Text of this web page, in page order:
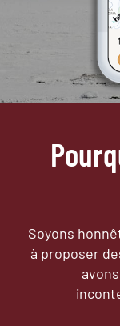
Soyons
à proposer